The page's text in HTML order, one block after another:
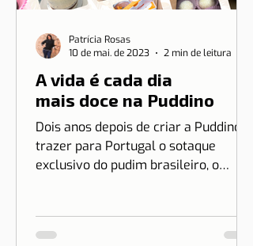
A vida é cada dia
mais doce na Puddino
Dois anos depois de criar a Puddino e
trazer para Portugal o sotaque
exclusivo do pudim brasileiro, o
Patrícia Rosas
10 de mai. de 2023
2 min de leitura